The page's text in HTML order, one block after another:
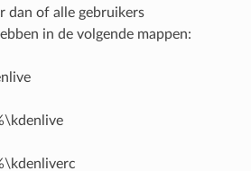
dan of alle gebruikers
in de volgende mappen: